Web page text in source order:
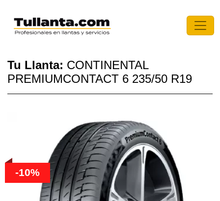
Tu Llanta: CONTINENTAL
PREMIUMCONTACT 6 235/50 R19
-10%